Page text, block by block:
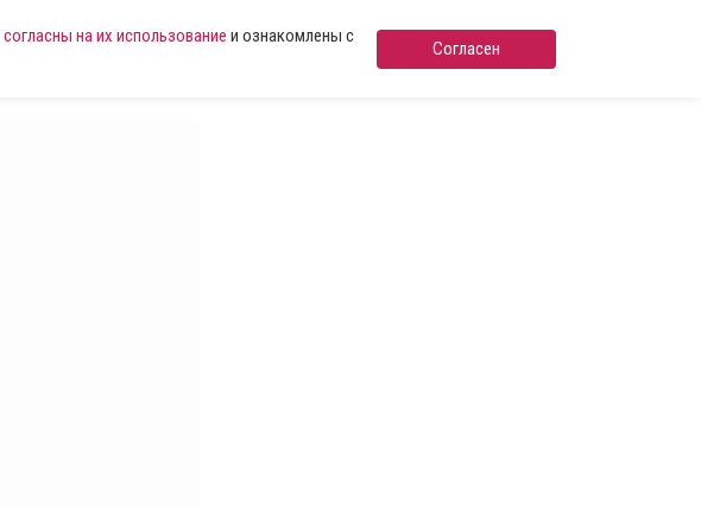
согласны на их использование и ознакомлены с
Согласен